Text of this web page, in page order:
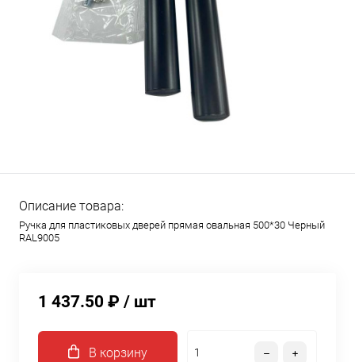
Описание товара:
Ручка для пластиковых дверей прямая овальная 500*30 Черный
RAL9005
1 437.50 ₽ / шт
В корзину